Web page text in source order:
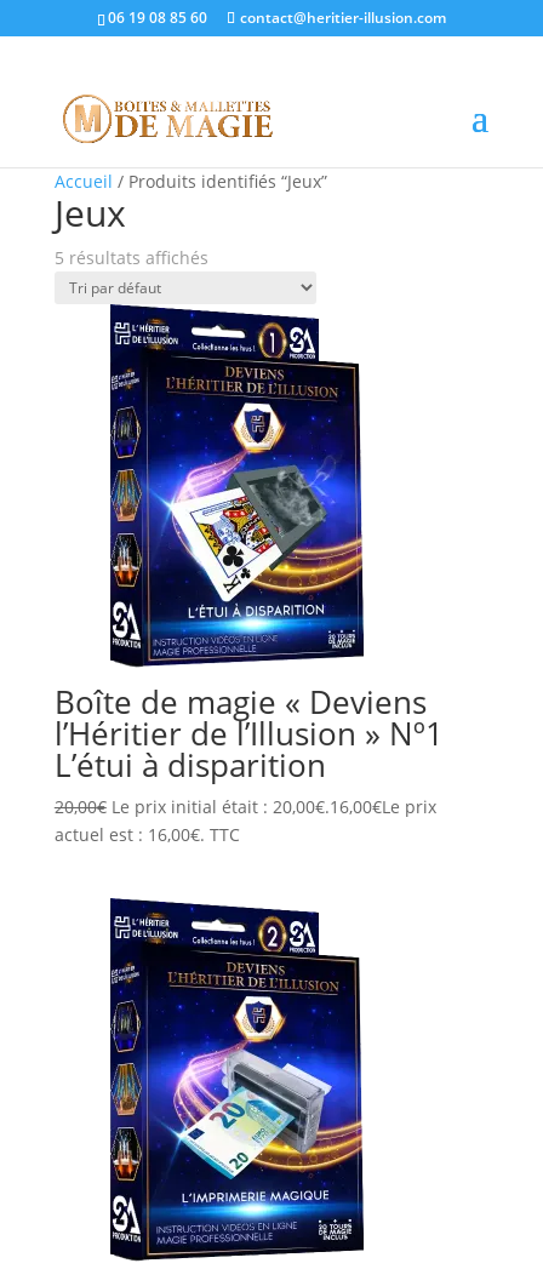
06 19 08 85 60 contact@heritier-illusion.com
Accueil / Produits identifiés “Jeux”
Jeux
5 résultats affichés
Promo !
Boîte de magie « Deviens
l’Héritier de l’Illusion » Nº1
L’étui à disparition
20,00€ Le prix initial était : 20,00€.16,00€Le prix
actuel est : 16,00€. TTC
Promo !
Promo !
Promo !
Promo !